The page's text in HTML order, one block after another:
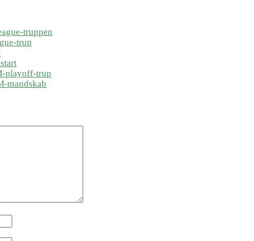
truppen
trup
playoff-trup
mandskab